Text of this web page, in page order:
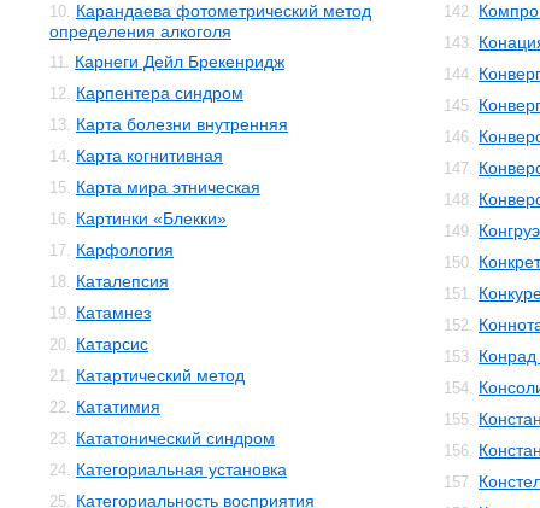
10. Карандаева фотометрический метод
определения алкоголя
11. Карнеги Дейл Брекенридж
12. Карпентера синдром
13. Карта болезни внутренняя
14. Карта когнитивная
15. Карта мира этническая
16. Картинки «Блекки»
17. Карфология
18. Каталепсия
19. Катамнез
20. Катарсис
21. Катартический метод
22. Кататимия
23. Кататонический синдром
24. Категориальная установка
25. Категориальность восприятия
142.
143.
144.
145.
146.
147.
148.
149.
150.
151.
152.
153.
154.
155.
156.
157.